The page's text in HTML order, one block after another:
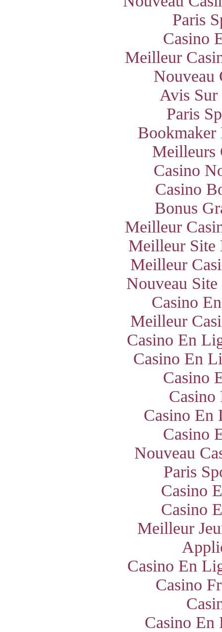
Paris
Casino
Meilleur
Nouveau
Avis Sur
Paris
Meilleurs
Casino
Casino
Bonus
Meilleur
Meilleur Site
Meilleur
Nouveau
Casino
Meilleur
Casino En
Casino En
Casino
Casino
Casino En
Casino
Nouveau
Paris
Casino
Casino
Meilleur
Casino En
Casino
Casino En